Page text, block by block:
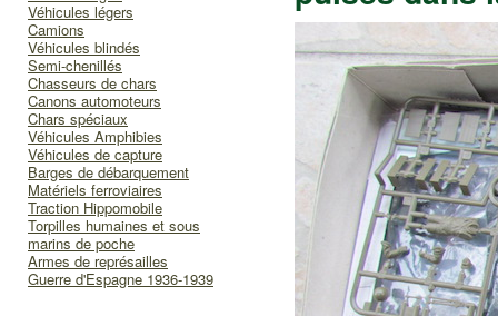
Véhicules légers
Camions
Véhicules blindés
Semi-chenillés
Chasseurs de chars
Canons automoteurs
Chars spéciaux
Véhicules Amphibies
Véhicules de capture
Barges de débarquement
Matériels ferroviaires
Traction Hippomobile
Torpilles humaines et sous
marins de poche
Armes de représailles
Guerre d'Espagne 1936-1939